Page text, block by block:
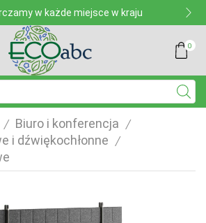
w każde miejsce w kraju
0
/ Biuro i konferencja /
i dźwiękochłonne /